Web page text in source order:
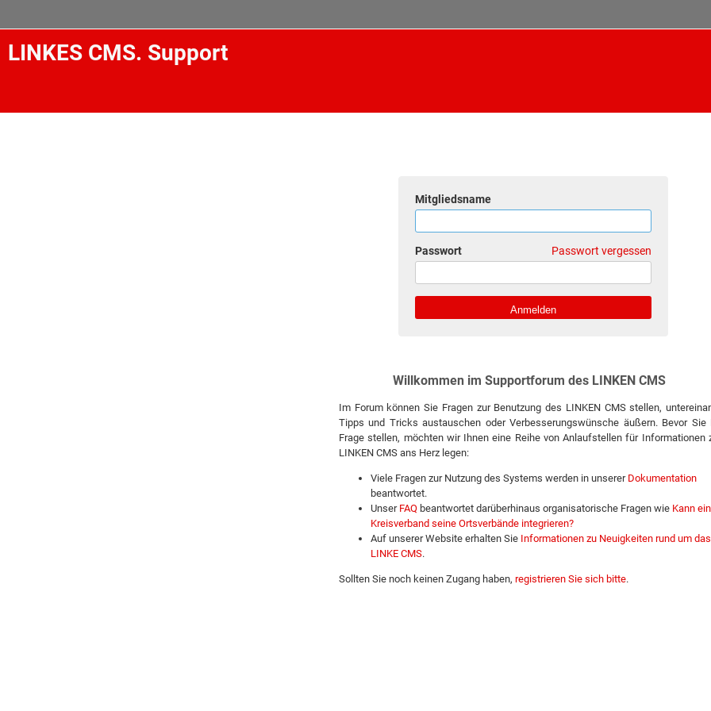
LINKES CMS. Support
Mitgliedsname
Passwort Passwort vergessen
Willkommen im Supportforum des LINKEN CMS
Im Forum können Sie Fragen zur Benutzung des LINKEN CMS stellen,
Tipps und Tricks austauschen oder Verbesserungswünsche äußern. Bevor Sie
Frage stellen, möchten wir Ihnen eine Reihe von Anlaufstellen für Informationen
LINKEN CMS ans Herz legen:
Viele Fragen zur Nutzung des Systems werden in unserer Dokumentation
beantwortet.
Unser FAQ beantwortet darüberhinaus organisatorische Fragen wie Kann ein
Kreisverband seine Ortsverbände integrieren?
Auf unserer Website erhalten Sie Informationen zu Neuigkeiten rund um das
LINKE CMS.
Sollten Sie noch keinen Zugang haben, registrieren Sie sich bitte.